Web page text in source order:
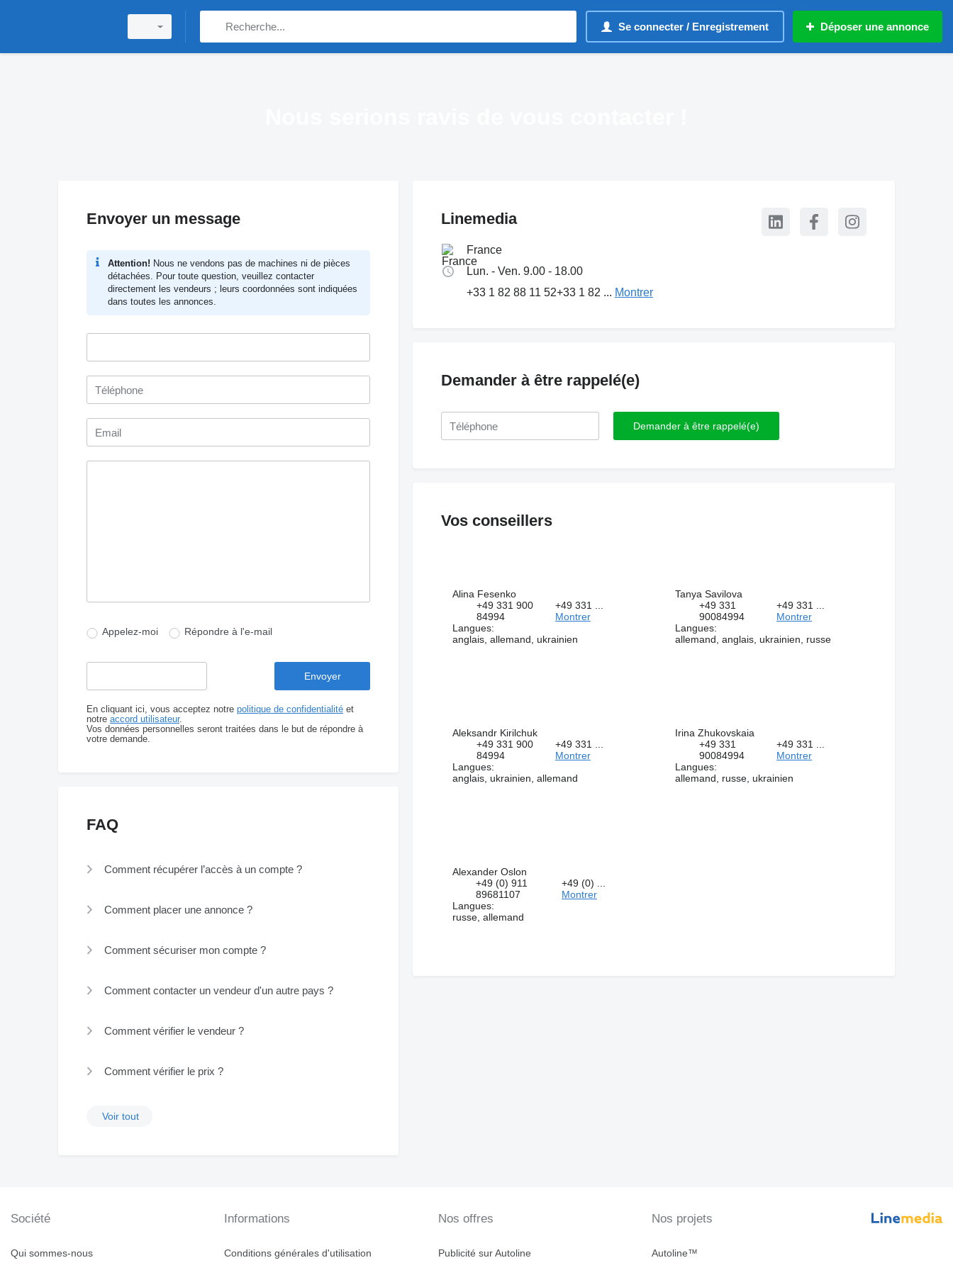
Se connecter / Enregistrement Déposer une annonce
Envoyer un message
Attention! Nous ne vendons pas de machines ni de pièces
détachées. Pour toute question, veuillez contacter
directement les vendeurs ; leurs coordonnées sont indiquées
dans toutes les annonces.
Appelez-moi Répondre à l'e-mail
En cliquant ici, vous acceptez notre politique de confidentialité et
notre accord utilisateur.
Vos données personnelles seront traitées dans le but de répondre à
votre demande.
FAQ
Comment récupérer l’accès à un compte ?
Comment placer une annonce ?
Comment sécuriser mon compte ?
Comment contacter un vendeur d'un autre pays ?
Comment vérifier le vendeur ?
Comment vérifier le prix ?
Voir tout
Linemedia
France
Lun. - Ven. 9.00 - 18.00
+33 1 82 88 11 52+33 1 82 ... Montrer
Demander à être rappelé(e)
Vos conseillers
Alina Fesenko
+49 331 900
84994
+49 331 ...
Montrer
Langues:
anglais, allemand, ukrainien
Tanya Savilova
+49 331
90084994
+49 331 ...
Montrer
Langues:
allemand, anglais, ukrainien, russe
Aleksandr Kirilchuk
+49 331 900
84994
+49 331 ...
Montrer
Langues:
anglais, ukrainien, allemand
Irina Zhukovskaia
+49 331
90084994
+49 331 ...
Montrer
Langues:
allemand, russe, ukrainien
Alexander Oslon
+49 (0) 911
89681107
+49 (0) ...
Montrer
Langues:
russe, allemand
Société
Qui sommes-nous
Informations
Conditions générales d'utilisation
Nos offres
Publicité sur Autoline
Nos projets
Autoline™